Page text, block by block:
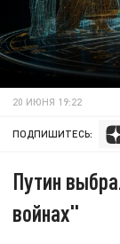
20 ИЮНЯ 19:22
ПОДПИШИТЕСЬ:
Путин
войнах"